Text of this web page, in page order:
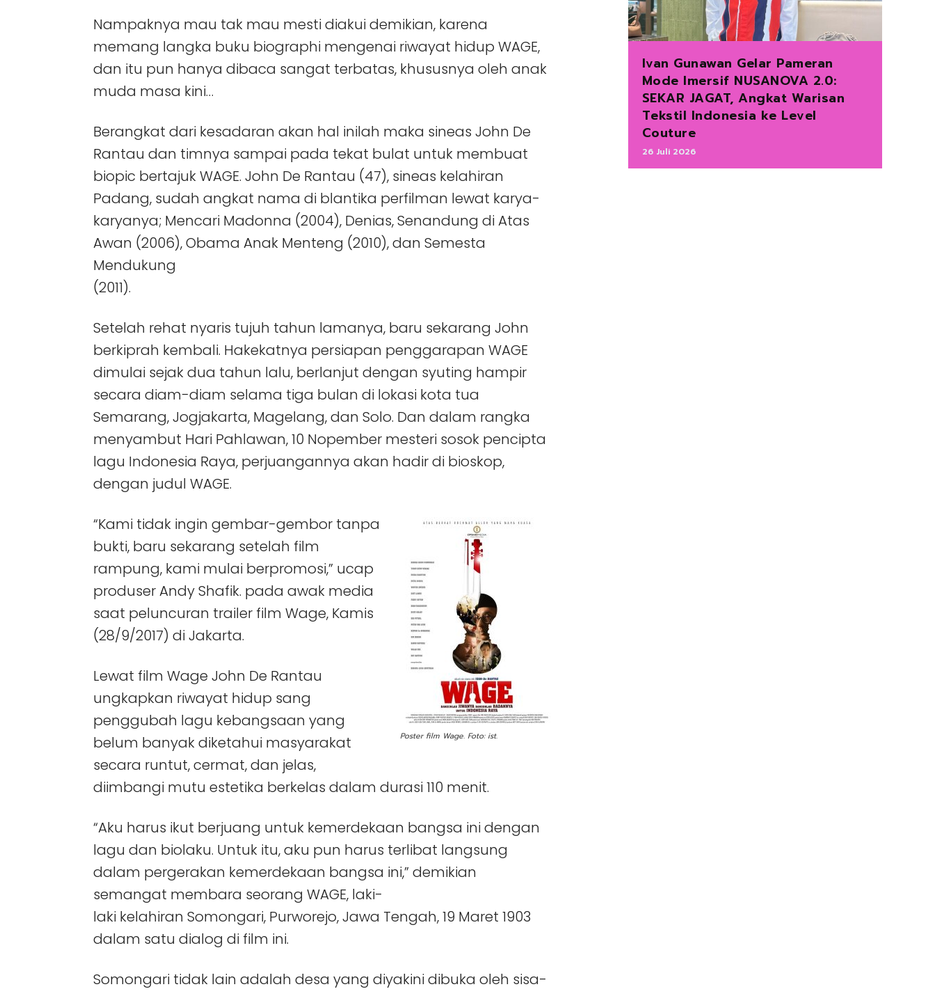
Nampaknya mau tak mau mesti diakui demikian, karena
memang langka buku biographi mengenai riwayat hidup WAGE,
dan itu pun hanya dibaca sangat terbatas, khususnya oleh anak
muda masa kini…
Berangkat dari kesadaran akan hal inilah maka sineas John De
Rantau dan timnya sampai pada tekat bulat untuk membuat
biopic bertajuk WAGE. John De Rantau (47), sineas kelahiran
Padang, sudah angkat nama di blantika perfilman lewat karya-
karyanya; Mencari Madonna (2004), Denias, Senandung di Atas
Awan (2006), Obama Anak Menteng (2010), dan Semesta
Mendukung
(2011).
Setelah rehat nyaris tujuh tahun lamanya, baru sekarang John
berkiprah kembali. Hakekatnya persiapan penggarapan WAGE
dimulai sejak dua tahun lalu, berlanjut dengan syuting hampir
secara diam-diam selama tiga bulan di lokasi kota tua
Semarang, Jogjakarta, Magelang, dan Solo. Dan dalam rangka
menyambut Hari Pahlawan, 10 Nopember mesteri sosok pencipta
lagu Indonesia Raya, perjuangannya akan hadir di bioskop,
dengan judul WAGE.
Poster film Wage. Foto: ist.
“Kami tidak ingin gembar-gembor tanpa
bukti, baru sekarang setelah film
rampung, kami mulai berpromosi,” ucap
produser Andy Shafik. pada awak media
saat peluncuran trailer film Wage, Kamis
(28/9/2017) di Jakarta.
Lewat film Wage John De Rantau
ungkapkan riwayat hidup sang
penggubah lagu kebangsaan yang
belum banyak diketahui masyarakat
secara runtut, cermat, dan jelas,
diimbangi mutu estetika berkelas dalam durasi 110 menit.
“Aku harus ikut berjuang untuk kemerdekaan bangsa ini dengan
lagu dan biolaku. Untuk itu, aku pun harus terlibat langsung
dalam pergerakan kemerdekaan bangsa ini,” demikian
semangat membara seorang WAGE, laki-
laki kelahiran Somongari, Purworejo, Jawa Tengah, 19 Maret 1903
dalam satu dialog di film ini.
Somongari tidak lain adalah desa yang diyakini dibuka oleh sisa-
Ivan Gunawan Gelar Pameran
Mode Imersif NUSANOVA 2.0:
SEKAR JAGAT, Angkat Warisan
Tekstil Indonesia ke Level
Couture
26 Juli 2026